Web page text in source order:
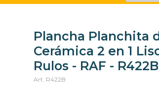
Plancha Planchita
Cerámica 2 en 1
Rulos - RAF - R422B
R422B